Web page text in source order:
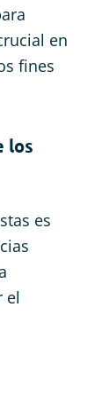
en
fines
los
es
el